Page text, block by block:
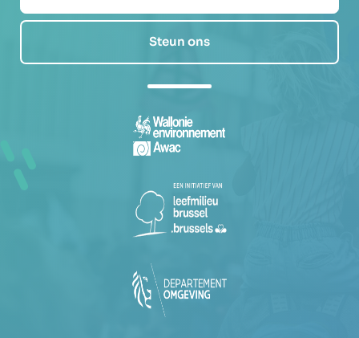
Steun ons